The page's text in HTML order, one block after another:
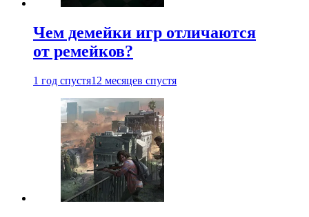
Чем демейки игр отличаются
от ремейков?
1 год спустя12 месяцев спустя